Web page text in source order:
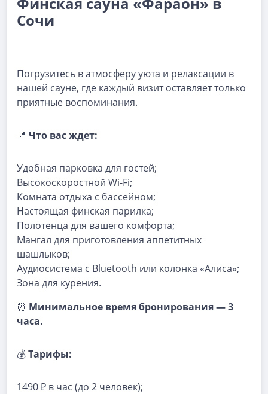
Сочи
Погрузитесь в атмосферу уюта и релаксации в
нашей сауне, где каждый визит оставляет только
приятные воспоминания.
📍 Что вас ждет:
Удобная парковка для гостей;
Высокоскоростной Wi-Fi;
Комната отдыха с бассейном;
Настоящая финская парилка;
Полотенца для вашего комфорта;
Мангал для приготовления аппетитных
шашлыков;
Аудиосистема с Bluetooth или колонка «Алиса»;
Зона для курения.
⏰ Минимальное время бронирования — 3
часа.
💰Тарифы:
1490 ₽ в час (до 2 человек);